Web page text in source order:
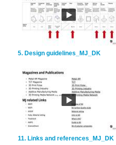
5. Design guidelines_MJ_DK
11. Links and references_MJ_DK